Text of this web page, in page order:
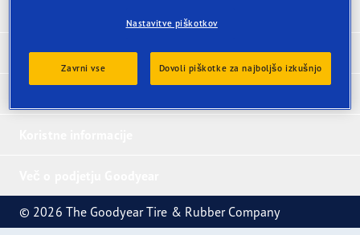
Pnevmatike glede na vozilo
© 2026 The Goodyear Tire & Rubber Company
Nastavitve piškotkov
Zavrni vse Dovoli piškotke za najboljšo izkušnjo